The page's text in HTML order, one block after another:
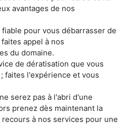
avantages de nos
pour vous débarrasser de
appel à nos
du domaine.
de dératisation que vous
faites l'expérience et vous
serez pas à l'abri d'une
prenez dès maintenant la
à nos services pour une